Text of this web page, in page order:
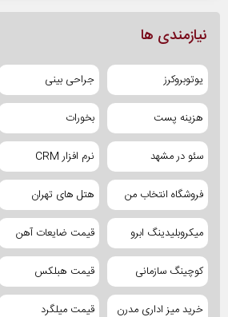
نیازمندی ها
یوتوبروکرز جراحی بینی
هزینه پست بخورات
سئو در مشهد نرم افزار CRM
فروشگاه انتخاب من هتل های تهران
میکروبلیدینگ ابرو قیمت ضایعات آهن
کوچینگ سازمانی قیمت هبلکس
خرید میز اداری مدرن قیمت میلگرد